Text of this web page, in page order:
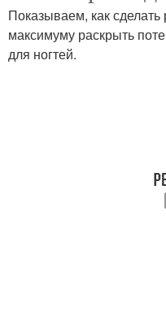
Показываем, как
максимуму раскрыть
для ногтей.